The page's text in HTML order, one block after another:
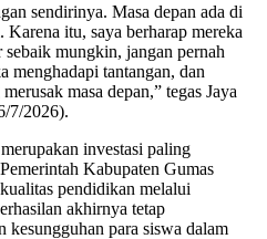
sendirinya. Masa depan ada di
itu, saya berharap mereka
mungkin, jangan pernah
menghadapi tantangan, dan
masa depan,” tegas Jaya
7/2026).
investasi paling
Kabupaten Gumas
pendidikan melalui
akhirnya tetap
kesungguhan para siswa dalam